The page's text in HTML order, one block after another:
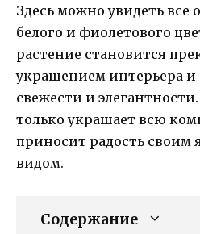
Здесь можно увидеть все
белого и фиолетового
растение становится
украшением интерьера и
свежести и
только украшает всю
приносит радость
видом.
Содержание